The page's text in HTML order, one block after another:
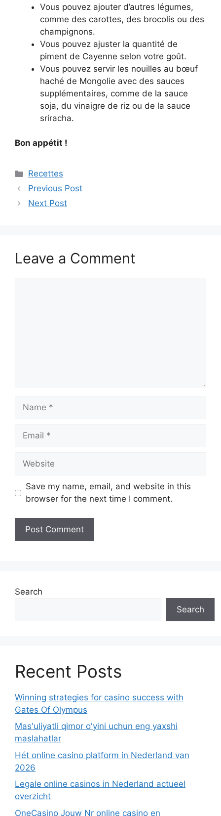
Vous pouvez ajouter d’autres légumes,
comme des carottes, des brocolis ou des
champignons.
Vous pouvez ajuster la quantité de
piment de Cayenne selon votre goût.
Vous pouvez servir les nouilles au bœuf
haché de Mongolie avec des sauces
supplémentaires, comme de la sauce
soja, du vinaigre de riz ou de la sauce
sriracha.
Bon appétit !
Categories
Recettes
Previous Post
Next Post
Leave a Comment
Name
Email
Website
Save my name, email, and website in this
browser for the next time I comment.
Search
Search
Recent Posts
Winning strategies for casino success with
Gates Of Olympus
Mas'uliyatli qimor o'yini uchun eng yaxshi
maslahatlar
Hét online casino platform in Nederland van
2026
Legale online casinos in Nederland actueel
overzicht
OneCasino Jouw Nr online casino en